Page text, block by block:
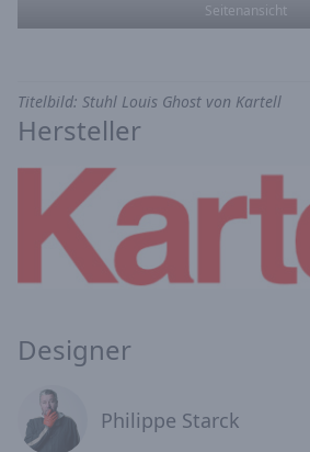
Seitenansicht
Titelbild: Stuhl Louis Ghost von Kartell
Hersteller
Designer
Philippe Starck